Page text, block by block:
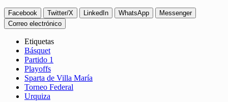
Facebook Twitter/X LinkedIn WhatsApp
Messenger
Correo electrónico
Etiquetas
Básquet
Partido 1
Playoffs
Sparta de Villa María
Torneo Federal
Urquiza